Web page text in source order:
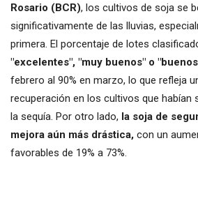
Rosario (BCR), los cultivos de soja se
significativamente de las lluvias,
primera. El porcentaje de lotes
"excelentes", "muy buenos" o
febrero al 90% en marzo, lo que refleja
recuperación en los cultivos que habían
la sequía. Por otro lado, la soja de
mejora aún más drástica, con un
favorables de 19% a 73%.